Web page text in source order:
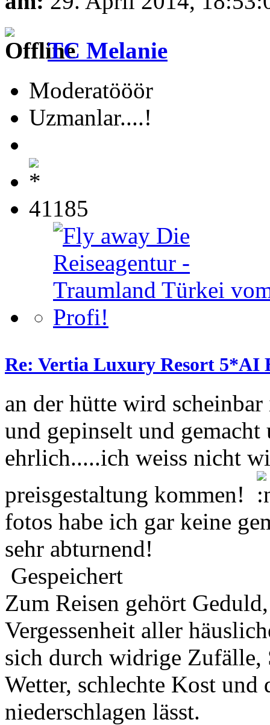
TC Melanie
Moderatööör
Uzmanlar....!
41185
Re: Vertia Luxury Resort 5*AI
an der hütte wird
und gepinselt und gemacht
ehrlich.....ich weiss nicht
preisgestaltung kommen!
fotos habe ich gar keine
sehr abturnend!
Gespeichert
Zum Reisen gehört
Vergessenheit aller
sich durch widrige Zufälle,
Wetter, schlechte Kost und
niederschlagen lässt.